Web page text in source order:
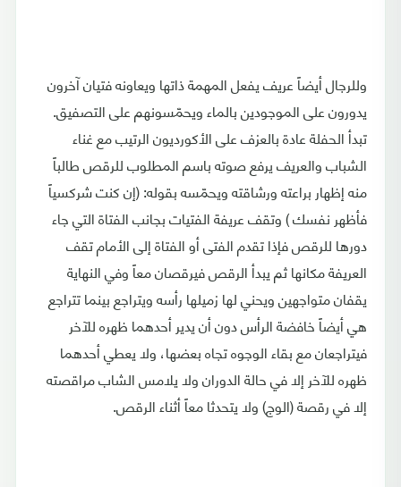
وللرجال أيضاً عريف يفعل المهمة ذاتها ويعاونه فتيان آخرون
يدورون على الموجودين بالماء ويحمّسونهم على التصفيق.
تبدأ الحفلة عادة بالعزف على الأكورديون الرتيب مع غناء
الشباب والعريف يرفع صوته باسم المطلوب للرقص طالباً
منه إظهار براعته ورشاقته ويحمّسه بقوله: (إن كنت شركسياً
فأظهر نفسك ) وتقف عريفة الفتيات بجانب الفتاة التي جاء
دورها للرقص فإذا تقدم الفتى أو الفتاة إلى الأمام تقف
العريفة مكانها ثم يبدأ الرقص فيرقصان معاً وفي النهاية
يقفان متواجهين ويحني لها زميلها رأسه ويتراجع بينما تتراجع
هي أيضاً خافضة الرأس دون أن يدير أحدهما ظهره للآخر
فيتراجعان مع بقاء الوجوه تجاه بعضها، ولا يعطي أحدهما
ظهره للآخر إلا في حالة الدوران ولا يلامس الشاب مراقصته
إلا في رقصة (الوج) ولا يتحدثا معاً أثناء الرقص.